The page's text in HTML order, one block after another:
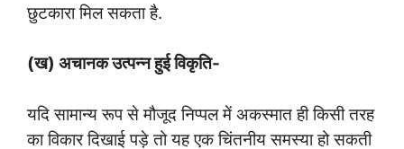
छुटकारा मिल सकता है.
(ख) अचानक उत्पन्न हुई विकृति-
यदि सामान्य रूप से मौजूद निप्पल में अकस्मात ही किसी तरह
का विकार दिखाई पड़े तो यह एक चिंतनीय समस्या हो सकती